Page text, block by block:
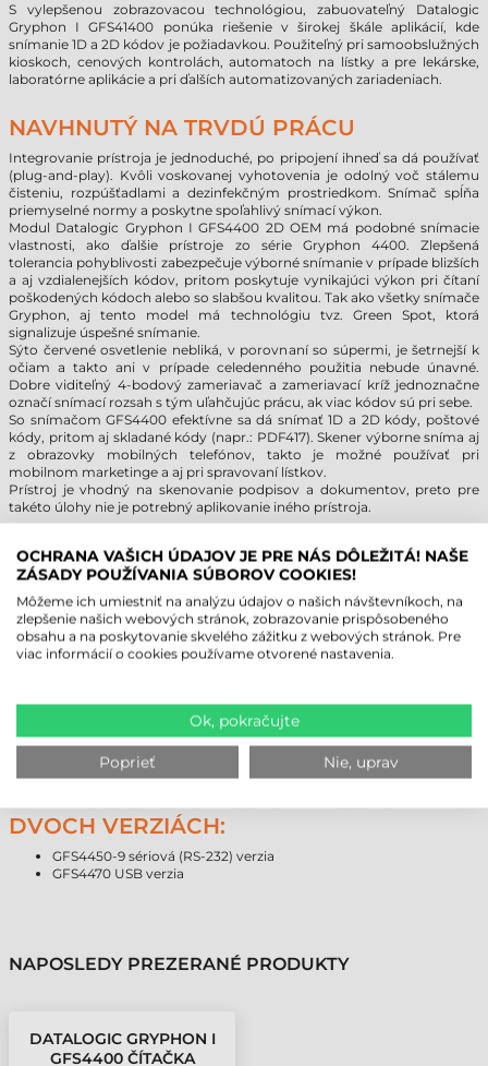
S vylepšenou zobrazovacou technológiou, zabuovateľný Datalogic
Gryphon I GFS41400 ponúka riešenie v širokej škále aplikácií, kde
snímanie 1D a 2D kódov je požiadavkou. Použiteľný pri samoobslužných
kioskoch, cenových kontrolách, automatoch na lístky a pre lekárske,
laboratórne aplikácie a pri ďalších automatizovaných zariadeniach.
NAVHNUTÝ NA TRVDÚ PRÁCU
Integrovanie prístroja je jednoduché, po pripojení ihneď sa dá používať
(plug-and-play). Kvôli voskovanej vyhotovenia je odolný voč stálemu
čisteniu, rozpúšťadlami a dezinfekčným prostriedkom. Snímač spĺňa
priemyselné normy a poskytne spoľahlivý snímací výkon.
Modul Datalogic Gryphon I GFS4400 2D OEM má podobné snímacie
vlastnosti, ako ďalšie prístroje zo série Gryphon 4400. Zlepšená
tolerancia pohyblivosti zabezpečuje výborné snímanie v prípade blizších
a aj vzdialenejších kódov, pritom poskytuje vynikajúci výkon pri čítaní
poškodených kódoch alebo so slabšou kvalitou. Tak ako všetky snímače
Gryphon, aj tento model má technológiu tvz. Green Spot, ktorá
signalizuje úspešné snímanie.
Sýto červené osvetlenie nebliká, v porovnaní so súpermi, je šetrnejší k
očiam a takto ani v prípade celedenného použitia nebude únavné.
Dobre viditeľný 4-bodový zameriavač a zameriavací kríž jednoznačne
označí snímací rozsah s tým uľahčujúc prácu, ak viac kódov sú pri sebe.
So snímačom GFS4400 efektívne sa dá snímať 1D a 2D kódy, poštové
kódy, pritom aj skladané kódy (napr.: PDF417). Skener výborne sníma aj
z obrazovky mobilných telefónov, takto je možné používať pri
mobilnom marketinge a aj pri spravovaní lístkov.
Prístroj je vhodný na skenovanie podpisov a dokumentov, preto pre
takéto úlohy nie je potrebný aplikovanie iného prístroja.
GRYPHON I GFS4400 PODPORUJE VIAC
SPÔSOBOV ŠTARTOVANIA:
Vnímanie objektov: Osvetlenie snímača je vypnutý, ale ak v
dohľadu sa objaví objekt, automaticky spustí snímanie.
Nepretržité skenovanie: Skener je nepretržite aktívny a ak sa
objaví čiarový kód pred snímacím oknom, ihneď ho dekóduje.
prichádzajúcemu cez dátové rozhranie a pri hardvérovom
spustení kvôli signálu (PLC alebo senzor) prichádzajúcemu zo
štartovacieho vstupu sa aktivuje snímanie.
DVOCH VERZIÁCH:
GFS4450-9 sériová (RS-232) verzia
GFS4470 USB verzia
NAPOSLEDY PREZERANÉ PRODUKTY
DATALOGIC GRYPHON I
GFS4400 ČÍTAČKA
OCHRANA VAŠICH ÚDAJOV JE PRE NÁS DÔLEŽITÁ! NAŠE
ZÁSADY POUŽÍVANIA SÚBOROV COOKIES!
Môžeme ich umiestniť na analýzu údajov o našich návštevníkoch, na
zlepšenie našich webových stránok, zobrazovanie prispôsobeného
obsahu a na poskytovanie skvelého zážitku z webových stránok. Pre
viac informácií o cookies používame otvorené nastavenia.
Ok, pokračujte
Poprieť Nie, uprav